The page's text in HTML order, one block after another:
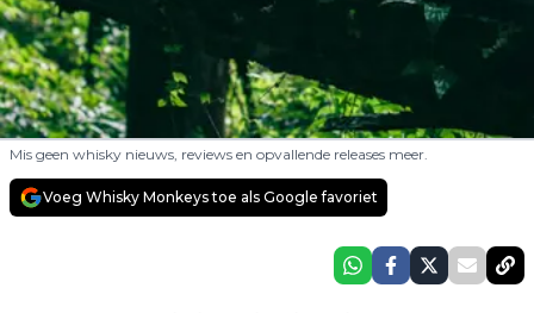
Mis geen whisky nieuws, reviews en opvallende releases meer.
Voeg Whisky Monkeys toe als Google favoriet